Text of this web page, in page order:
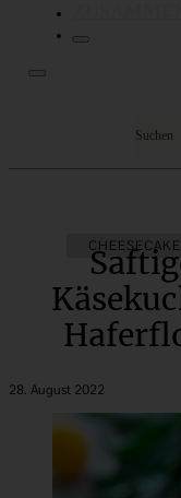
BAKE
28. August 2022